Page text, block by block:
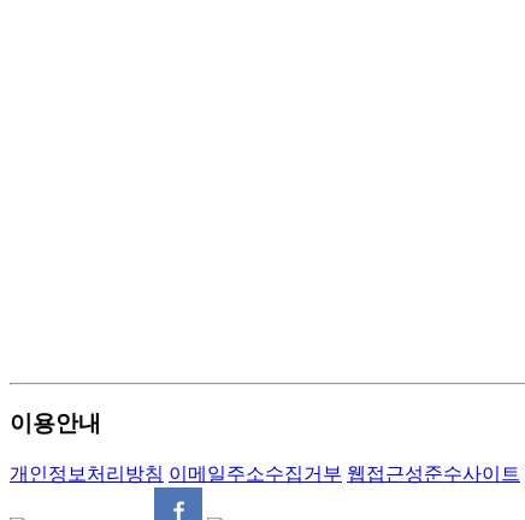
이용안내
개인정보처리방침 이메일주소수집거부 웹접근성준수사이트